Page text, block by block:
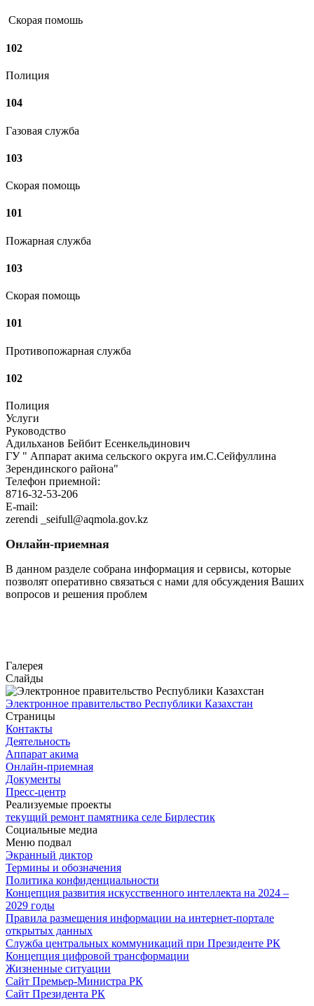
Скорая помошь
102
Полиция
104
Газовая служба
103
Скорая помощь
101
Пожарная служба
103
Скорая помощь
101
Противопожарная служба
102
Полиция
Услуги
Руководство
Адильханов Бейбит Есенкельдинович
ГУ " Аппарат акима сельского округа им.С.Сейфуллина
Зерендинского района"
Телефон приемной:
8716-32-53-206
E-mail:
zerendi _seifull@aqmola.gov.kz
Онлайн-приемная
В данном разделе собрана информация и сервисы, которые
позволят оперативно связаться с нами для обсуждения Ваших
вопросов и решения проблем
Галерея
Слайды
Электронное правительство Республики Казахстан
Страницы
Контакты
Деятельность
Аппарат акима
Онлайн-приемная
Документы
Пресс-центр
Реализуемые проекты
текущий ремонт памятника селе Бирлестик
Социальные медиа
Меню подвал
Экранный диктор
Термины и обозначения
Политика конфиденциальности
Концепция развития искусственного интеллекта на 2024 –
2029 годы
Правила размещения информации на интернет-портале
открытых данных
Служба центральных коммуникаций при Президенте РК
Концепция цифровой трансформации
Жизненные ситуации
Сайт Премьер-Министра РК
Сайт Президента РК